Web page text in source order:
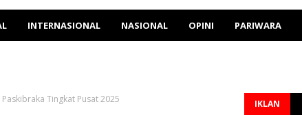
INTERNASIONAL NASIONAL OPINI PARIWARA
Tingkat Pusat 2025 IKLAN